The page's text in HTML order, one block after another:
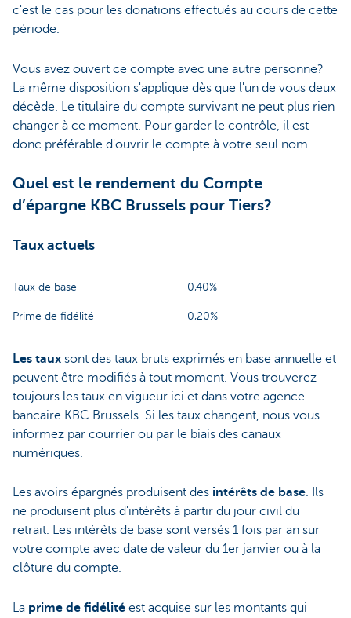
c'est le cas pour les donations effectués au cours de cette
période.
Vous avez ouvert ce compte avec une autre personne?
La même disposition s'applique dès que l'un de vous deux
décède. Le titulaire du compte survivant ne peut plus rien
changer à ce moment. Pour garder le contrôle, il est
donc préférable d'ouvrir le compte à votre seul nom.
Quel est le rendement du Compte
d’épargne KBC Brussels pour Tiers?
Taux actuels
Taux de base 0,40%
Prime de fidélité 0,20%
Les taux sont des taux bruts exprimés en base annuelle et
peuvent être modifiés à tout moment. Vous trouverez
toujours les taux en vigueur ici et dans votre agence
bancaire KBC Brussels. Si les taux changent, nous vous
informez par courrier ou par le biais des canaux
numériques.
Les avoirs épargnés produisent des intérêts de base. Ils
ne produisent plus d'intérêts à partir du jour civil du
retrait. Les intérêts de base sont versés 1 fois par an sur
votre compte avec date de valeur du 1er janvier ou à la
clôture du compte.
La prime de fidélité est acquise sur les montants qui